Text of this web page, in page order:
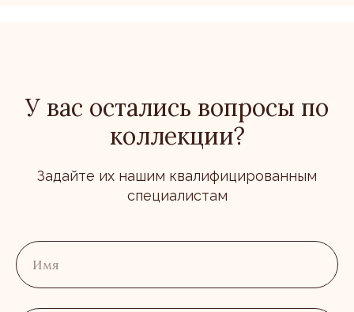
У вас остались вопросы по
коллекции?
Задайте их нашим квалифицированным
специалистам